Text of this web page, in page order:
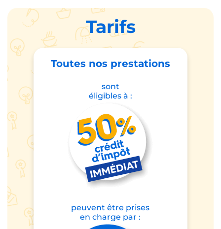
Tarifs
Toutes nos prestations
sont
éligibles à :
peuvent être prises
en charge par :